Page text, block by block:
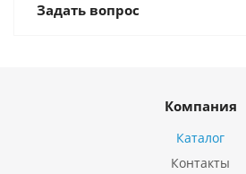
Задать вопрос
Компания
Каталог
Контакты